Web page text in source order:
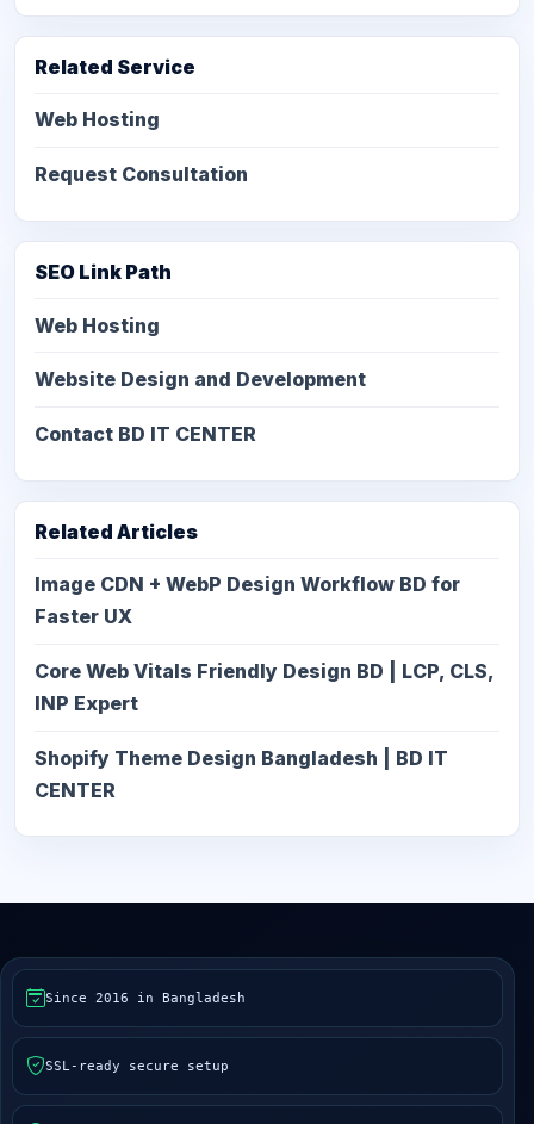
Related Service
Web Hosting
Request Consultation
SEO Link Path
Web Hosting
Website Design and Development
Contact BD IT CENTER
Related Articles
Image CDN + WebP Design Workflow BD for
Faster UX
Core Web Vitals Friendly Design BD | LCP, CLS,
INP Expert
Shopify Theme Design Bangladesh | BD IT
CENTER
Since 2016 in Bangladesh
SSL-ready secure setup